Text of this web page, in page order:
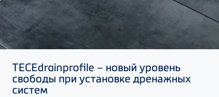
TECEdrainprofile – новый уровень
свободы при установке дренажных
систем